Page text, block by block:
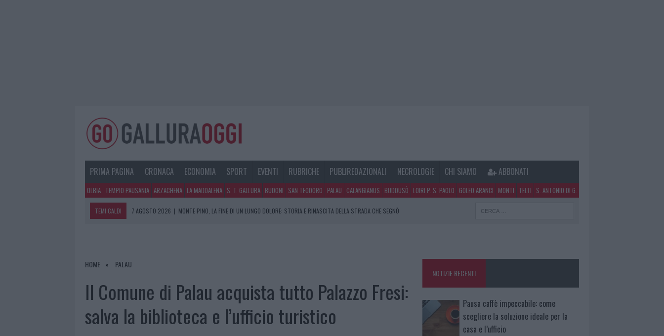
PRIMA PAGINA CRONACA ECONOMIA SPORT EVENTI RUBRICHE PUBLIREDAZIONALI NECROLOGIE CHI SIAMO ABBONATI
OLBIA TEMPIO PAUSANIA ARZACHENA LA MADDALENA S. T. GALLURA BUDONI SAN TEODORO PALAU CALANGIANUS BUDDUSÒ LOIRI P. S. PAOLO GOLFO ARANCI MONTI TELTI S. ANTONIO DI G.
TEMI CALDI 7 AGOSTO 2026 | MONTE PINO, LA FINE DI UN LUNGO DOLORE: STORIA E RINASCITA DELLA STRADA CHE SEGNÒ
7 AGOSTO 2026
7 AGOSTO 2026
PAUSA CAFFÈ IMPECCABILE: COME SCEGLIERE LA SOLUZIONE IDEALE PER LA CASA E L’UFFICIO
HOME PALAU
Il Comune di Palau acquista tutto Palazzo Fresi:
salva la biblioteca e l’ufficio turistico
NOTIZIE RECENTI
Pausa caffè impeccabile: come
scegliere la soluzione ideale per la
casa e l’ufficio